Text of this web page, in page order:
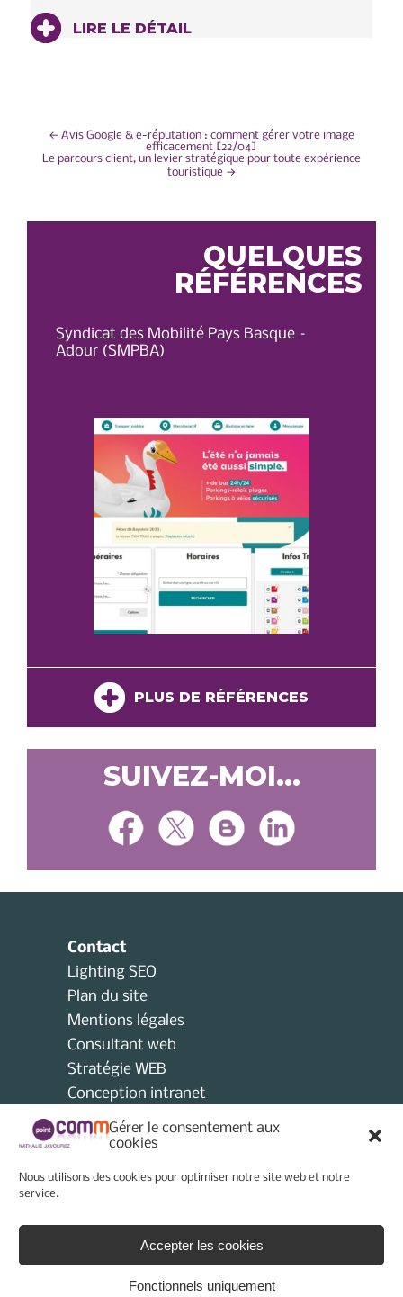
Gérer le consentement aux
cookies
Nous utilisons des cookies pour optimiser notre site web et notre
service.
Accepter les cookies
Fonctionnels uniquement
LIRE LE DÉTAIL
NAVIGATION
← Avis Google & e-réputation : comment gérer votre image
efficacement [22/04]
Le parcours client, un levier stratégique pour toute expérience
touristique →
QUELQUES
RÉFÉRENCES
Syndicat des Mobilité Pays Basque –
Adour (SMPBA)
PLUS DE RÉFÉRENCES
SUIVEZ-MOI...
Contact
Lighting SEO
Plan du site
Mentions légales
Consultant web
Stratégie WEB
Conception intranet
Consultant collectivités locales
AMO